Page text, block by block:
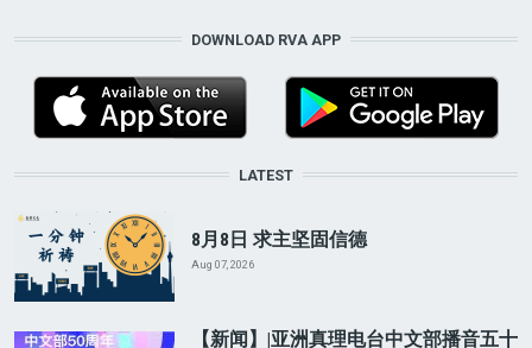
DOWNLOAD RVA APP
LATEST
8月8日 求主坚固信德
Aug 07, 2026
【新闻】|亚洲真理电台中文部播音五十